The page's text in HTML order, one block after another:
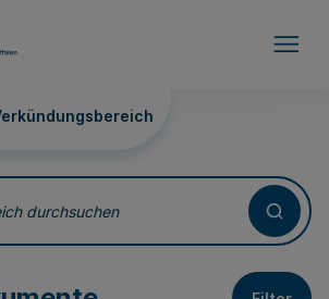
durchsuchen